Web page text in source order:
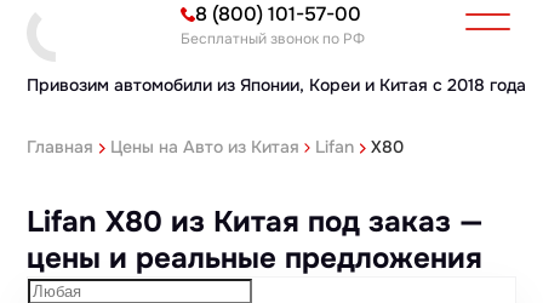
Привозим автомобили из Японии, Кореи и Китая с 2018 года
8 (800) 101-57-00
Бесплатный звонок по РФ
Главная Цены на Авто из Китая Lifan X80
Lifan X80 из Китая под заказ —
цены и реальные предложения